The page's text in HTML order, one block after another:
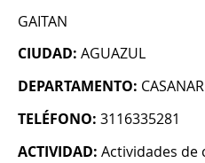
GAITAN
CIUDAD: AGUAZUL
DEPARTAMENTO:
TELÉFONO: 3116335281
ACTIVIDAD: Actividades